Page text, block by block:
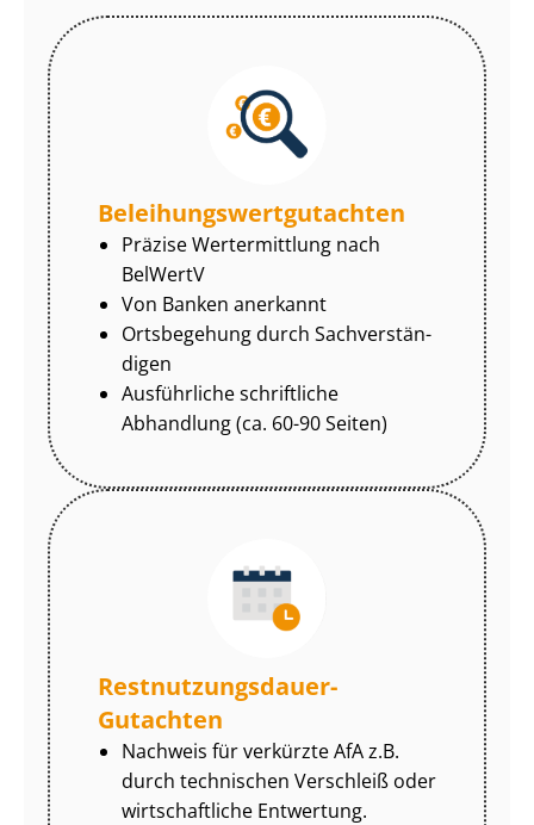
Be­lei­hungs­wert­gut­ach­ten
Präzise Wertermittlung nach
BelWertV
Von Banken anerkannt
Ortsbegehung durch Sach­ver­stän­
di­gen
Ausführliche schriftliche
Abhandlung (ca. 60-90 Seiten)
Rest­nut­zungs­dau­er-
Gutachten
Nachweis für verkürzte AfA z.B.
durch technischen Verschleiß oder
wirtschaftliche Entwertung.